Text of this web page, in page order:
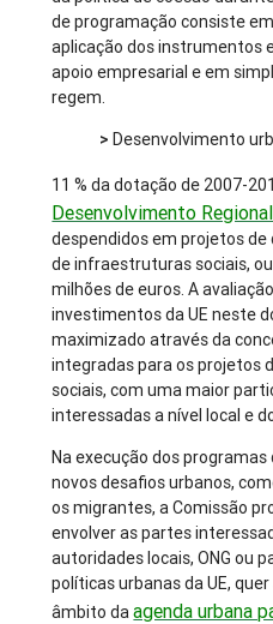
de programação consiste
aplicação dos instrumentos
apoio empresarial e em
regem.
> Desenvolvimento
11 % da dotação de 2007-
Desenvolvimento
despendidos em projetos
de infraestruturas sociais, ou
milhões de euros. A
investimentos da UE neste
maximizado através da
integradas para os projetos
sociais, com uma maior
interessadas a nível local e
Na execução dos
novos desafios urbanos,
os migrantes, a Comissão
envolver as partes
autoridades locais, ONG ou
políticas urbanas da UE,
âmbito daagenda urbana